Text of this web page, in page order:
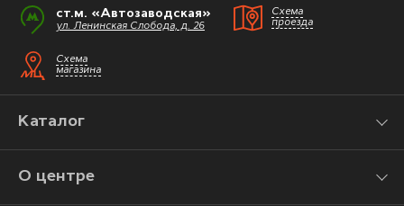
ст.м. «Автозаводская»
ул. Ленинская Слобода, д. 26
Схема
проезда
Схема
магазина
Каталог
О центре